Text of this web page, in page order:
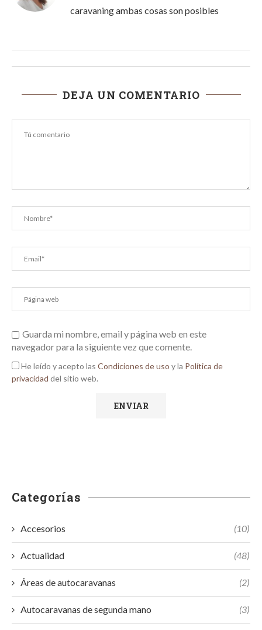
caravaning ambas cosas son posibles
DEJA UN COMENTARIO
Guarda mi nombre, email y página web en este
navegador para la siguiente vez que comente.
He leído y acepto las Condiciones de uso y la Política de
privacidad del sitio web.
Categorías
Accesorios (10)
Actualidad (48)
Áreas de autocaravanas (2)
Autocaravanas de segunda mano (3)